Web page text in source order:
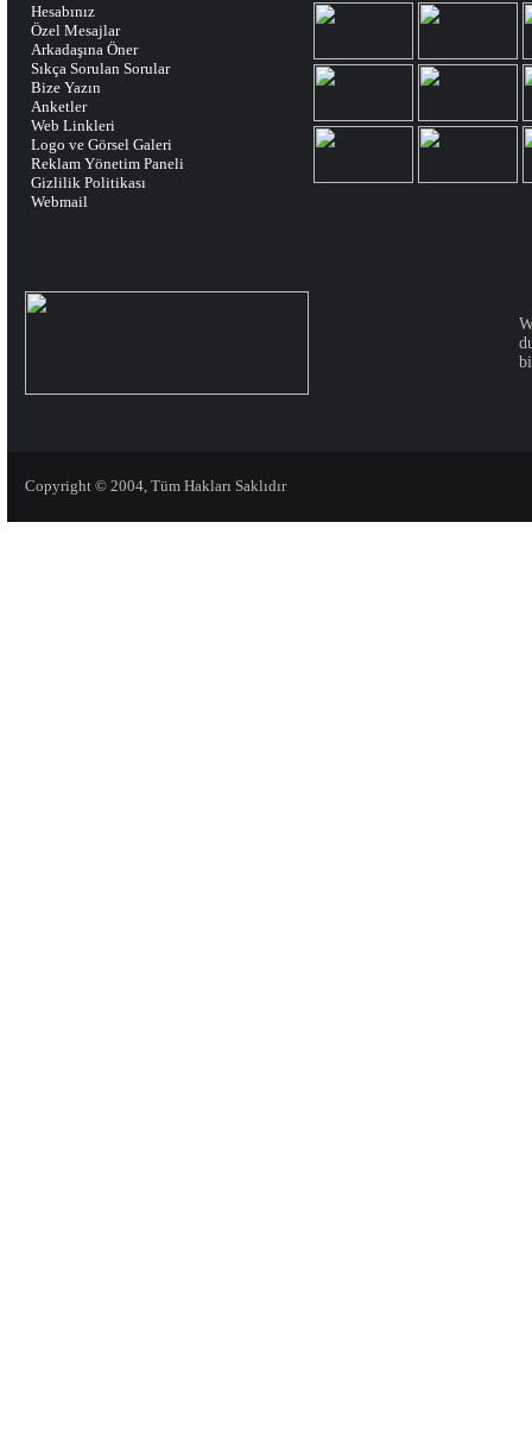
Hesabınız
Özel Mesajlar
Arkadaşına Öner
Sıkça Sorulan Sorular
Bize Yazın
Anketler
Web Linkleri
Logo ve Görsel Galeri
Reklam Yönetim Paneli
Gizlilik Politikası
Webmail
Copyright © 2004, Tüm Hakları Saklıdır